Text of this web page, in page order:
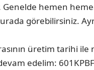
hemen
görebilirsiniz.
üretim tarihi ile
edelim: